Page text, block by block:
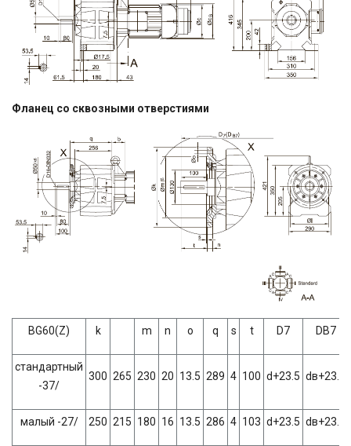
Фланец со сквозными отверстиями
BG60(Z) k m n о q s t D7 DВ7
стандартный
-37/
300 265 230 20 13.5 289 4 100 d+23.5 dв+23.5
малый -27/ 250 215 180 16 13.5 286 4 103 d+23.5 dв+23.5